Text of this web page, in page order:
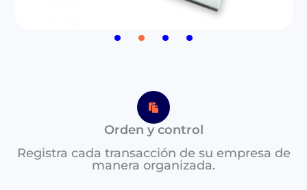
Orden y control
Registra cada transacción de su empresa de
manera organizada.